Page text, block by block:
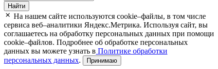
Найти
На нашем сайте используются cookie–файлы, в том числе
сервиса веб–аналитики Яндекс.Метрика. Используя сайт, вы
соглашаетесь на обработку персональных данных при помощи
cookie–файлов. Подробнее об обработке персональных
данных вы можете узнать в Политике обработки
персональных данных. Принимаю